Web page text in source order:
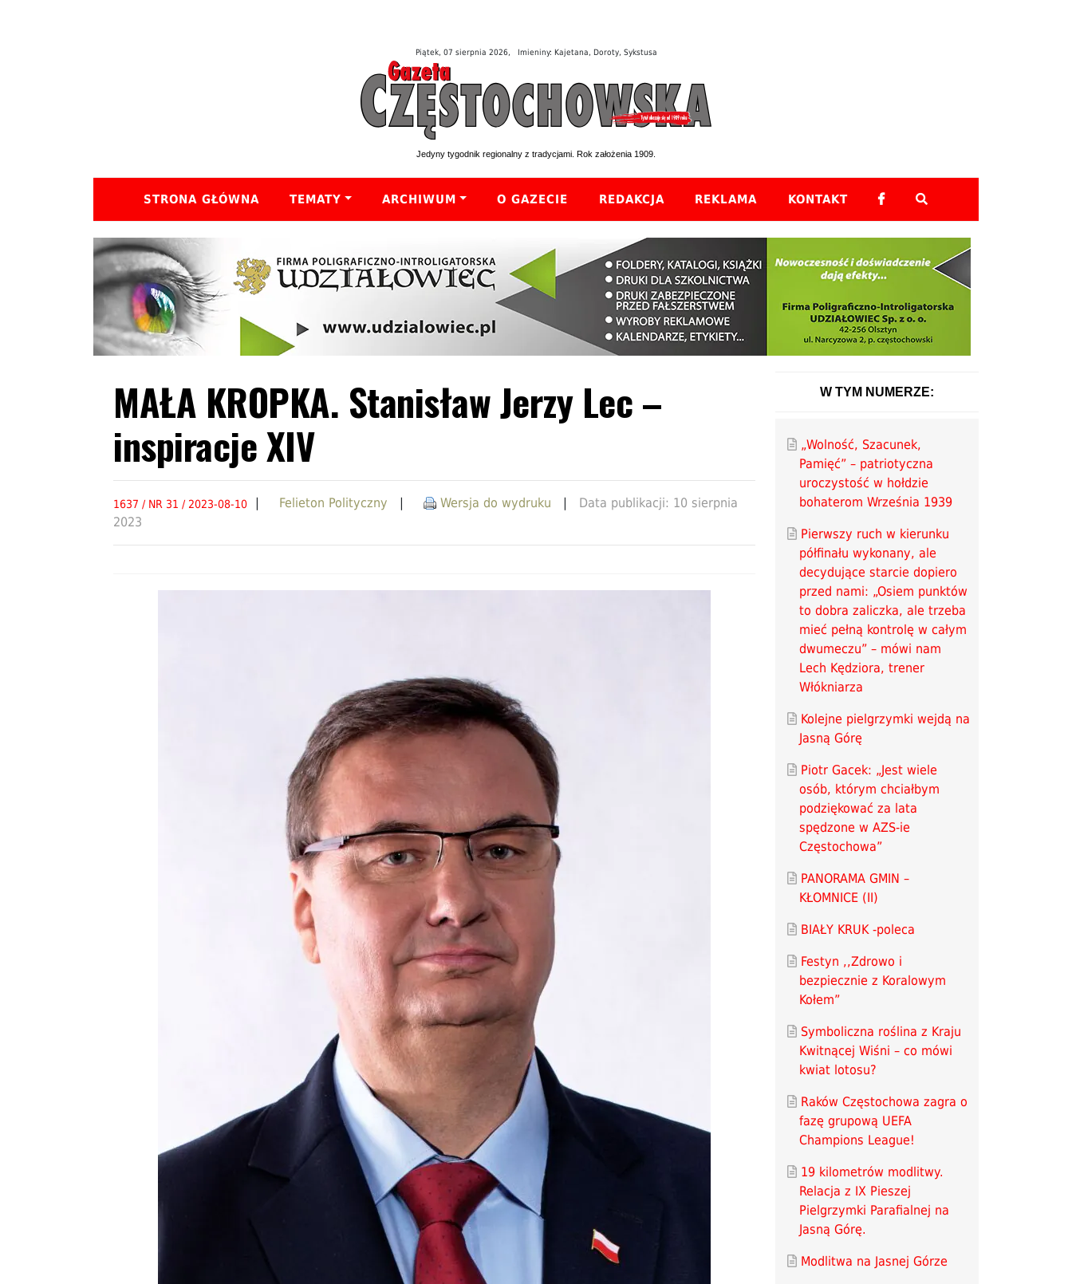
Piątek, 07 sierpnia 2026, Imieniny: Kajetana, Doroty, Sykstusa
Jedyny tygodnik regionalny z tradycjami. Rok założenia 1909.
STRONA GŁÓWNA TEMATY ARCHIWUM O GAZECIE REDAKCJA REKLAMA KONTAKT
MAŁA KROPKA. Stanisław Jerzy Lec –
inspiracje XIV
1637 / NR 31 / 2023-08-10 | Felieton Polityczny | Wersja do wydruku | Data publikacji: 10 sierpnia
2023
W TYM NUMERZE:
„Wolność, Szacunek,
Pamięć” – patriotyczna
uroczystość w hołdzie
bohaterom Września 1939
Pierwszy ruch w kierunku
półfinału wykonany, ale
decydujące starcie dopiero
przed nami: „Osiem punktów
to dobra zaliczka, ale trzeba
mieć pełną kontrolę w całym
dwumeczu” – mówi nam
Lech Kędziora, trener
Włókniarza
Kolejne pielgrzymki wejdą na
Jasną Górę
Piotr Gacek: „Jest wiele
osób, którym chciałbym
podziękować za lata
spędzone w AZS-ie
Częstochowa”
PANORAMA GMIN –
KŁOMNICE (II)
BIAŁY KRUK -poleca
Festyn ,,Zdrowo i
bezpiecznie z Koralowym
Kołem”
Symboliczna roślina z Kraju
Kwitnącej Wiśni – co mówi
kwiat lotosu?
Raków Częstochowa zagra o
fazę grupową UEFA
Champions League!
19 kilometrów modlitwy.
Relacja z IX Pieszej
Pielgrzymki Parafialnej na
Jasną Górę.
Modlitwa na Jasnej Górze